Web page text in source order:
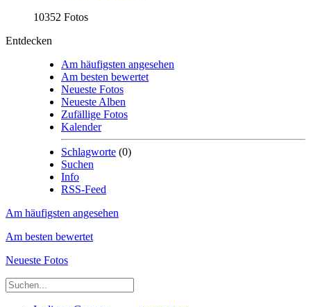
10352 Fotos
Entdecken
Am häufigsten angesehen
Am besten bewertet
Neueste Fotos
Neueste Alben
Zufällige Fotos
Kalender
Schlagworte (0)
Suchen
Info
RSS-Feed
Am häufigsten angesehen
Am besten bewertet
Neueste Fotos